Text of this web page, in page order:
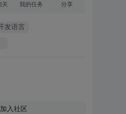
关 我的任务 分享
发语言
加入社区